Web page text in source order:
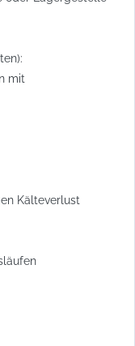
mit
Kälteverlust